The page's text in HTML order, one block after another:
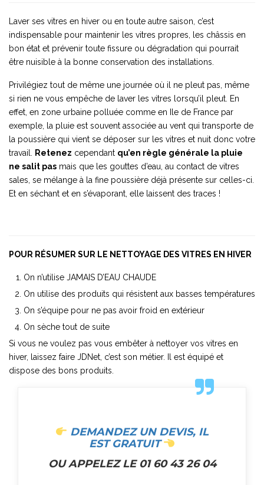
Laver ses vitres en hiver ou en toute autre saison, c’est
indispensable pour maintenir les vitres propres, les châssis en
bon état et prévenir toute fissure ou dégradation qui pourrait
être nuisible à la bonne conservation des installations.
Privilégiez tout de même une journée où il ne pleut pas, même
si rien ne vous empêche de laver les vitres lorsqu’il pleut. En
effet, en zone urbaine polluée comme en Ile de France par
exemple, la pluie est souvent associée au vent qui transporte de
la poussière qui vient se déposer sur les vitres et nuit donc votre
travail.
Retenez cependant qu’en règle générale la pluie
ne salit pas mais que les gouttes d’eau, au contact de vitres
sales, se mélange à la fine poussière déjà présente sur celles-ci.
Et en séchant et en s’évaporant, elle laissent des traces !
POUR RÉSUMER SUR LE NETTOYAGE DES VITRES EN HIVER
On n’utilise JAMAIS D’EAU CHAUDE
On utilise des produits qui résistent aux basses températures
On s’équipe pour ne pas avoir froid en extérieur
On sèche tout de suite
Si vous ne voulez pas vous embêter à nettoyer vos vitres en
hiver, laissez faire JDNet, c’est son métier. Il est équipé et
dispose des bons produits.
DEMANDEZ UN DEVIS, IL
EST GRATUIT
OU APPELEZ LE 01 60 43 26 04